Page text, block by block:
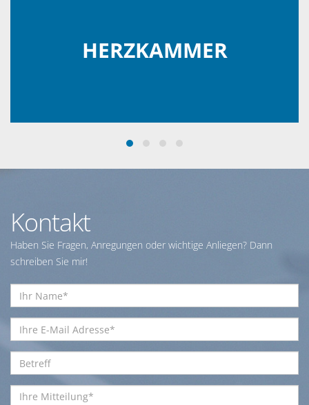
HERZKAMMER
Kontakt
Haben Sie Fragen, Anregungen oder wichtige Anliegen? Dann
schreiben Sie mir!